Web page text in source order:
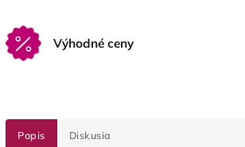
Výhodné ceny
Popis Diskusia